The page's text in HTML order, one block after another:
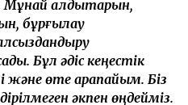
қалдықтарын,
бұрғылау
Бұл әдіс кеңестік
және өте қарапайым. Біз
әкпен өңдейміз.